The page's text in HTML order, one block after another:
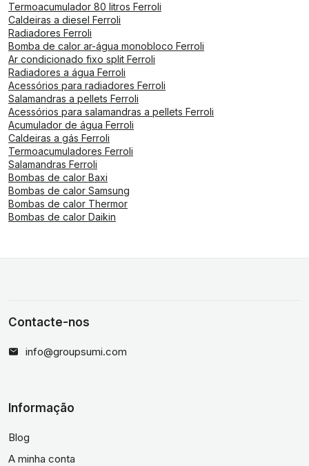
Termoacumulador 80 litros Ferroli
Caldeiras a diesel Ferroli
Radiadores Ferroli
Bomba de calor ar-água monobloco Ferroli
Ar condicionado fixo split Ferroli
Radiadores a água Ferroli
Acessórios para radiadores Ferroli
Salamandras a pellets Ferroli
Acessórios para salamandras a pellets Ferroli
Acumulador de água Ferroli
Caldeiras a gás Ferroli
Termoacumuladores Ferroli
Salamandras Ferroli
Bombas de calor Baxi
Bombas de calor Samsung
Bombas de calor Thermor
Bombas de calor Daikin
Contacte-nos
info@groupsumi.com
Informação
Blog
A minha conta